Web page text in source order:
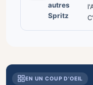
autres
Spritz
EN UN COUP D'OEIL